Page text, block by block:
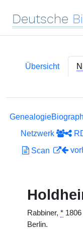
Deutsche
Übersicht
Genealogie
Netzwerk
Scan
Rabbiner, *
Berlin.